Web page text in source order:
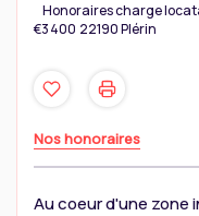
Honoraires charge
€3 400 22190 Plérin
Nos honoraires
Au coeur d'une zone